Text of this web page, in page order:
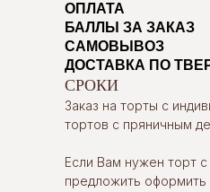
ОПЛАТА
БАЛЛЫ ЗА ЗАКАЗ
САМОВЫВОЗ
ДОСТАВКА ПО
СРОКИ
Заказ на торты с
тортов с пряничным
Если Вам нужен торт
предложить оформить